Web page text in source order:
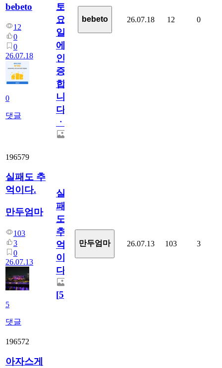
bebeto
12
0
0
26.07.18
0
댓글
토
요
일
에
인
증
합
니
다
ㆍ
bebeto 26.07.18 12 0
196579
실패도 추
억이다.
만두엄마
103
3
0
26.07.13
5
댓글
실
패
도
추
억
이
다.
[5]
만두엄마 26.07.13 103 3
196572
아자스게